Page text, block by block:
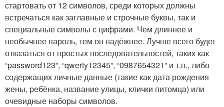
стартовать от 12 символов, среди которых должны
встречаться как заглавные и строчные буквы, так и
специальные символы с цифрами. Чем длиннее и
необычнее пароль, тем он надёжнее. Лучше всего будет
отказаться от простых последовательностей, таких как
“password123”, “qwerty12345”, “0987654321” и т.п., либо
содержащих личные данные (такие как дата рождения
жены, ребёнка, название улицы, клички питомца) или
очевидные наборы символов.